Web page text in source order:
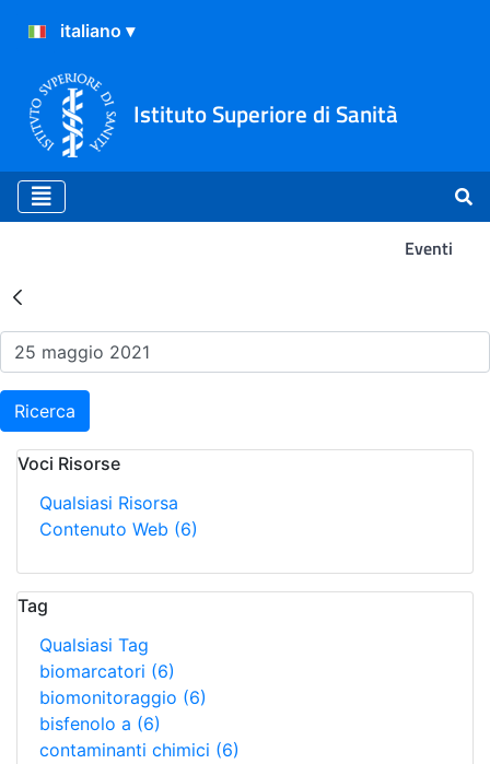
Istituto Superiore di Sanità
Eventi
Risultati della Ricerca -
Ricerca
Voci Risorse
Qualsiasi Risorsa
Contenuto Web (6)
Tag
Qualsiasi Tag
biomarcatori (6)
biomonitoraggio (6)
bisfenolo a (6)
contaminanti chimici (6)